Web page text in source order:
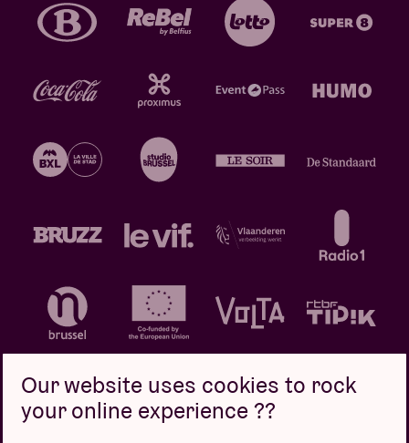
Our website uses cookies to rock
your online experience ??